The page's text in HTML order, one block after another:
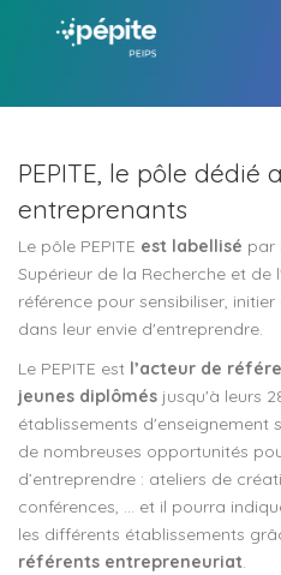
PEPITE, le pôle dédié
entreprenants
Le pôle PEPITE est labellisé par
Supérieur de la Recherche et
référence pour sensibiliser,
dans leur envie d'entreprendre.
Le PEPITE est l’acteur de
jeunes diplômés jusqu'à leurs
établissements d'enseignement
de nombreuses opportunités
d’entreprendre : ateliers de
conférences, … et il pourra
les différents établissements
référents entrepreneuriat.